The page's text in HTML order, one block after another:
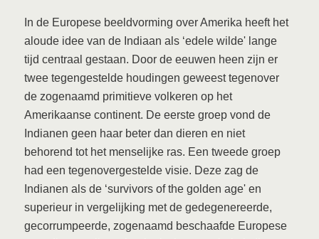
In de Europese beeldvorming over Amerika heeft het
aloude idee van de Indiaan als ‘edele wilde' lange
tijd centraal gestaan. Door de eeuwen heen zijn er
twee tegengestelde houdingen geweest tegenover
de zogenaamd primitieve volkeren op het
Amerikaanse continent. De eerste groep vond de
Indianen geen haar beter dan dieren en niet
behorend tot het menselijke ras. Een tweede groep
had een tegenovergestelde visie. Deze zag de
Indianen als de ‘survivors of the golden age' en
superieur in vergelijking met de gedegenereerde,
gecorrumpeerde, zogenaamd beschaafde Europese